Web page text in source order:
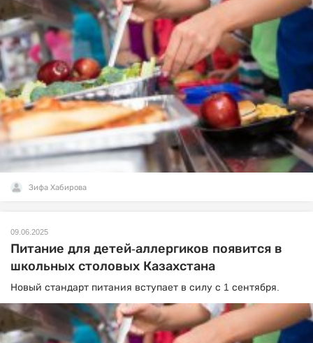
Зифа Хабирова
09.06.2025
Питание для детей-аллергиков появится в
школьных столовых Казахстана
Новый стандарт питания вступает в силу с 1 сентября.